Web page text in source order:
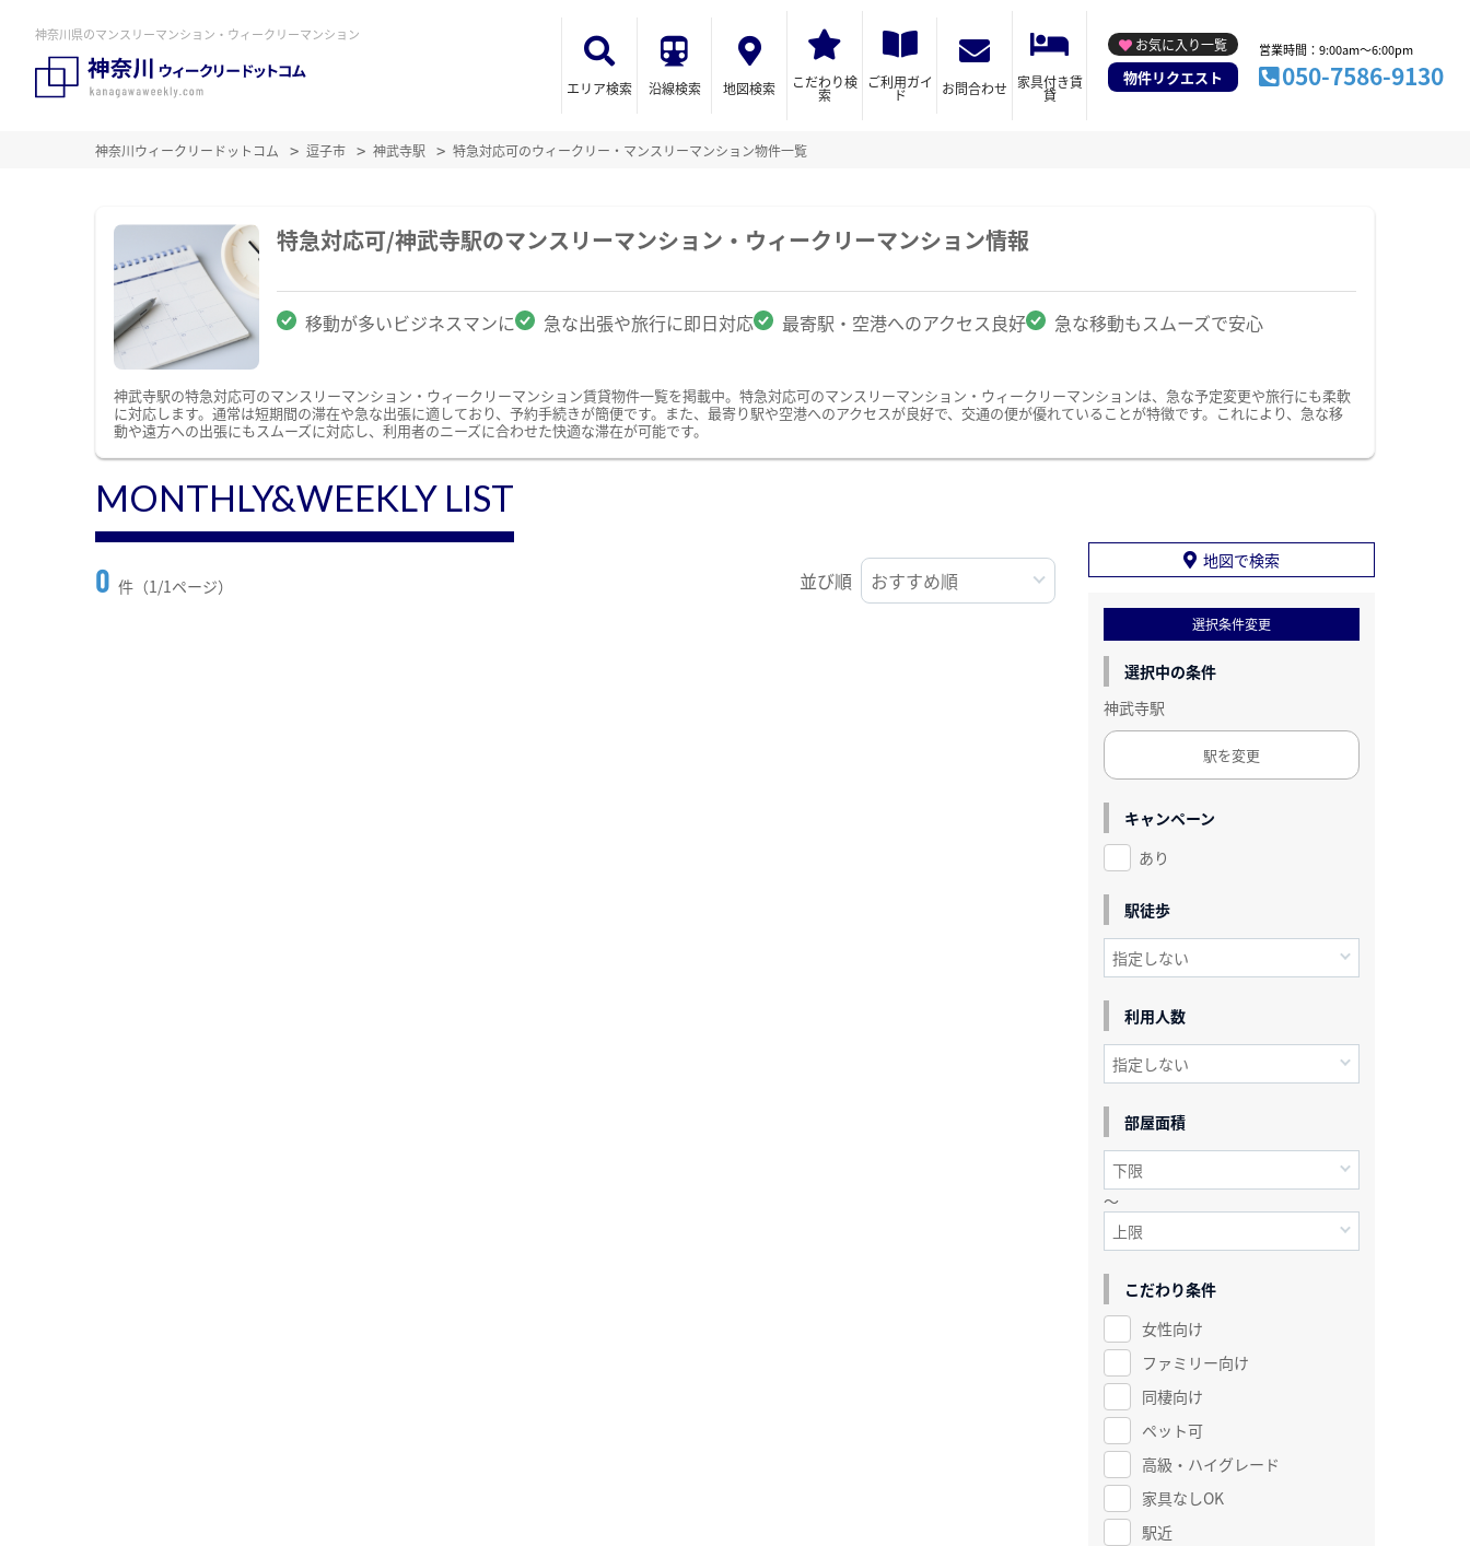
神奈川県のマンスリーマンション・ウィークリーマンション
エリア検索 沿線検索 地図検索 こだわり検
索
ご利用ガイ
ド お問合わせ 家具付き賃
貸
お気に入り一覧
物件リクエスト
営業時間：9:00am～6:00pm
050-7586-9130
神奈川ウィークリードットコム 逗子市 神武寺駅 特急対応可のウィークリー・マンスリーマンション物件一覧
特急対応可/神武寺駅のマンスリーマンション・ウィークリーマンション情報
移動が多いビジネスマンに 急な出張や旅行に即日対応 最寄駅・空港へのアクセス良好 急な移動もスムーズで安心
神武寺駅の特急対応可のマンスリーマンション・ウィークリーマンション賃貸物件一覧を掲載中。特急対応可のマンスリーマンション・ウィークリーマンションは、急な予定変更や旅行にも柔軟
に対応します。通常は短期間の滞在や急な出張に適しており、予約手続きが簡便です。また、最寄り駅や空港へのアクセスが良好で、交通の便が優れていることが特徴です。これにより、急な移
動や遠方への出張にもスムーズに対応し、利用者のニーズに合わせた快適な滞在が可能です。
MONTHLY&WEEKLY LIST
0 件（1/1ページ） 並び順
地図で検索
選択条件変更
選択中の条件
神武寺駅
駅を変更
キャンペーン
あり
駅徒歩
利用人数
部屋面積
～
こだわり条件
女性向け
ファミリー向け
同棲向け
ペット可
高級・ハイグレード
家具なしOK
駅近